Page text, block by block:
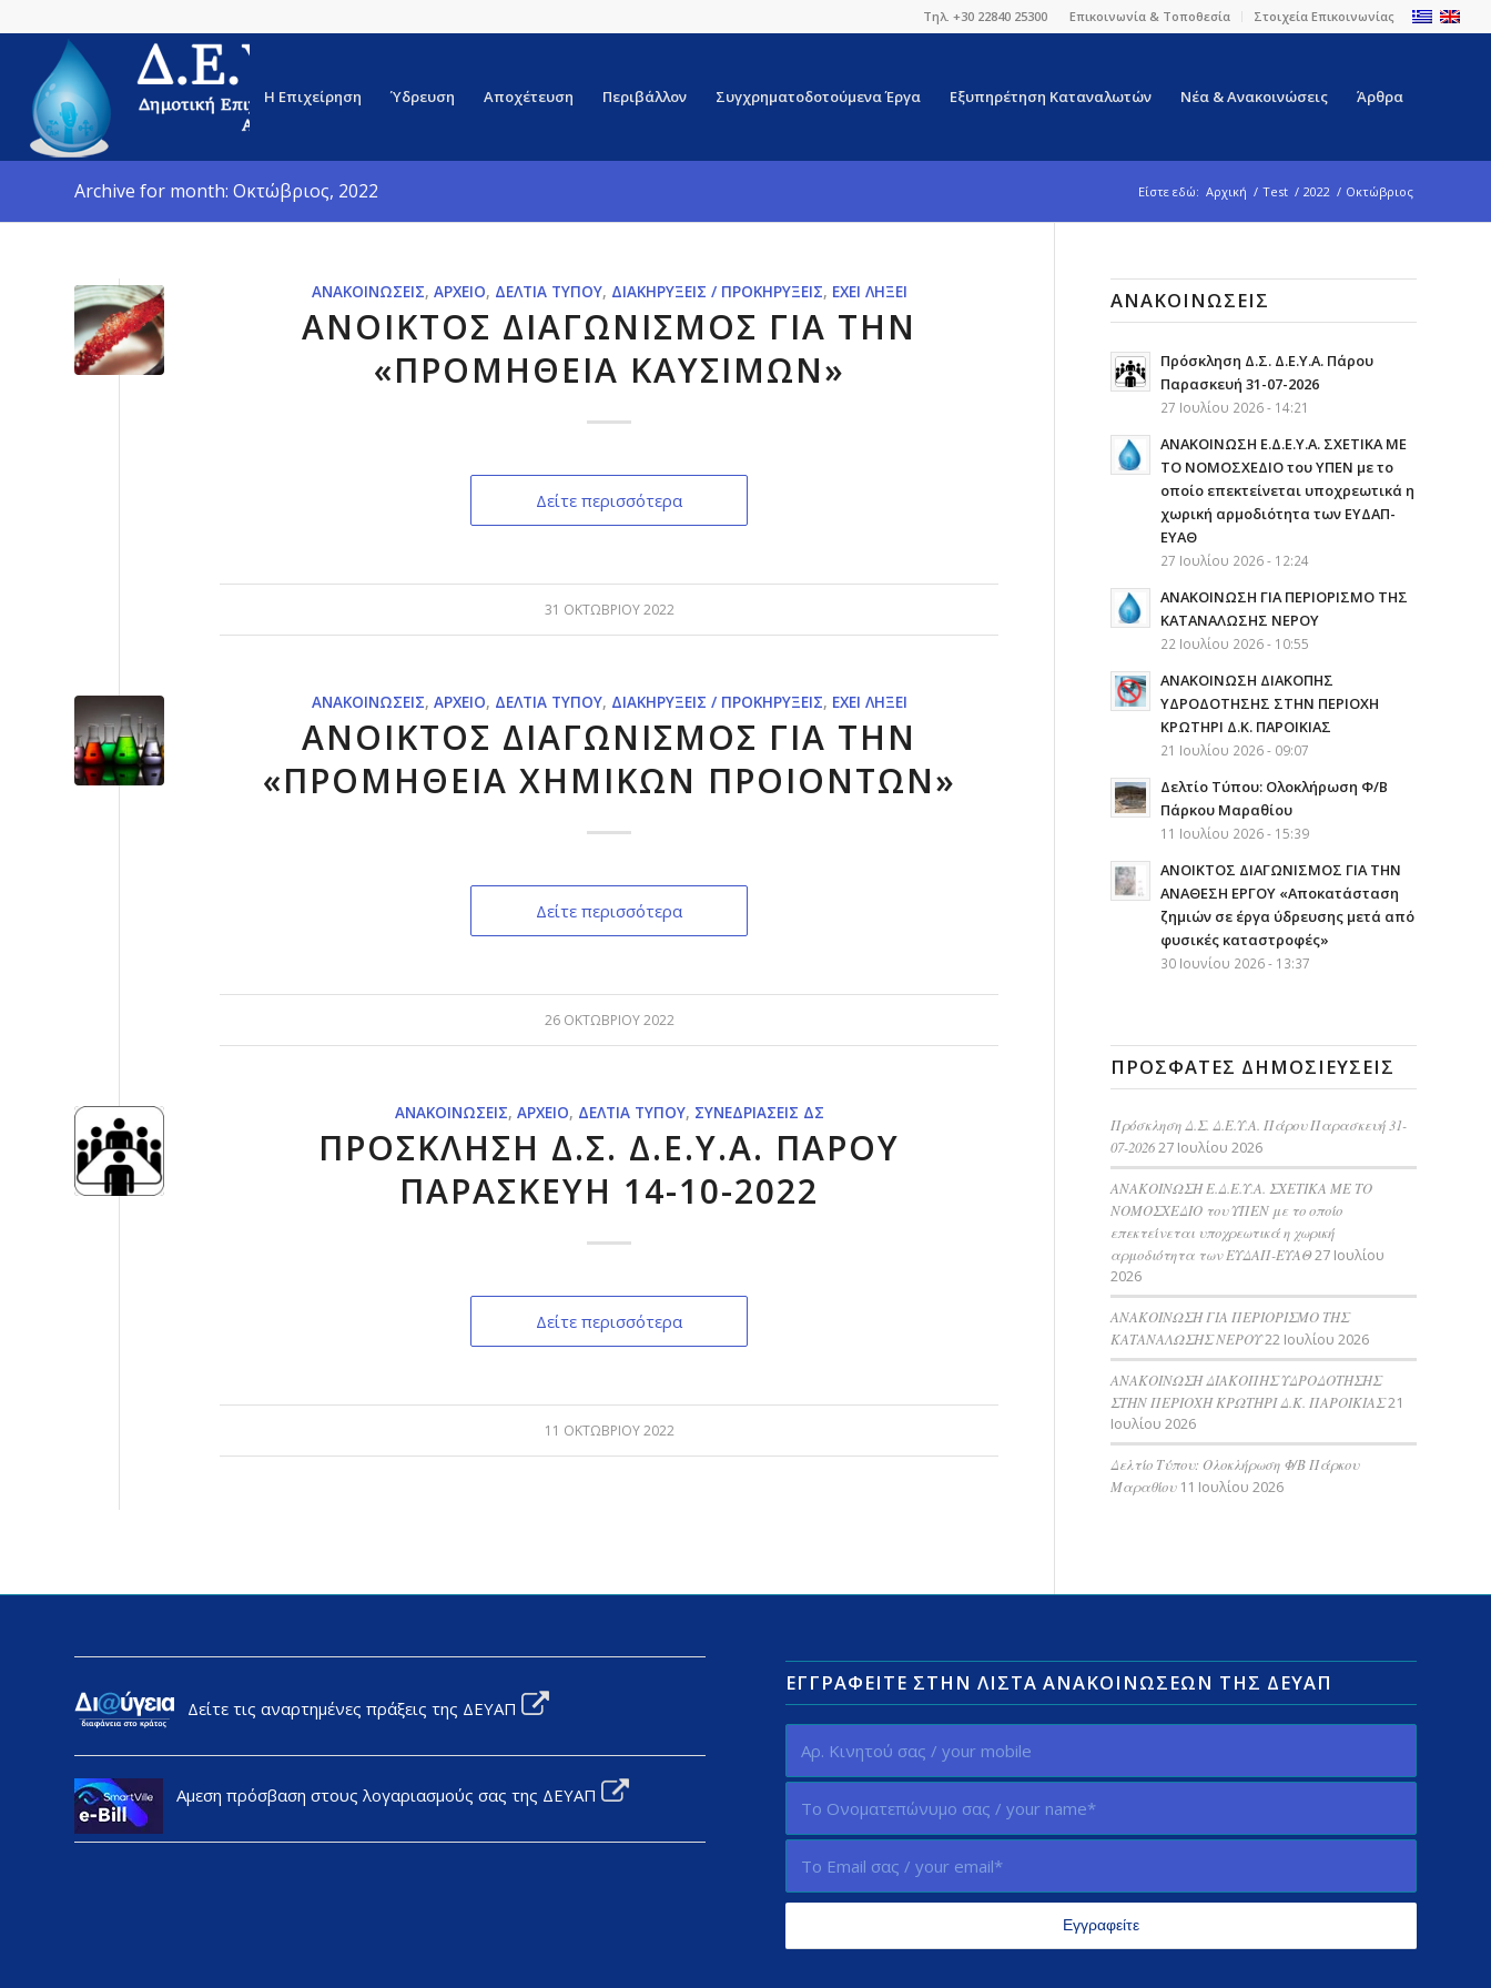
Επικοινωνία & Τοποθεσία Στοιχεία Επικοινωνίας
Τηλ. +30 22840 25300
Η Επιχείρηση Ύδρευση Αποχέτευση Περιβάλλον Συγχρηματοδοτούμενα Έργα Εξυπηρέτηση Καταναλωτών Νέα & Ανακοινώσεις Άρθρα
Archive for month: Οκτώβριος, 2022 Είστε εδώ: Αρχική / Test / 2022 / Οκτώβριος
ΑΝΑΚΟΙΝΏΣΕΙΣ, ΑΡΧΕΊΟ, ΔΕΛΤΊΑ ΤΎΠΟΥ, ΔΙΑΚΗΡΎΞΕΙΣ / ΠΡΟΚΗΡΎΞΕΙΣ, ΈΧΕΙ ΛΉΞΕΙ
ΑΝΟΙΚΤΟΣ ΔΙΑΓΩΝΙΣΜΟΣ ΓΙΑ ΤΗΝ
«ΠΡΟΜΗΘΕΙΑ ΚΑΥΣΙΜΩΝ»
Δείτε περισσότερα
31 ΟΚΤΩΒΡΊΟΥ 2022
ΑΝΑΚΟΙΝΏΣΕΙΣ, ΑΡΧΕΊΟ, ΔΕΛΤΊΑ ΤΎΠΟΥ, ΔΙΑΚΗΡΎΞΕΙΣ / ΠΡΟΚΗΡΎΞΕΙΣ, ΈΧΕΙ ΛΉΞΕΙ
ΑΝΟΙΚΤΟΣ ΔΙΑΓΩΝΙΣΜΟΣ ΓΙΑ ΤΗΝ
«ΠΡΟΜΗΘΕΙΑ ΧΗΜΙΚΩΝ ΠΡΟΙΟΝΤΩΝ»
Δείτε περισσότερα
26 ΟΚΤΩΒΡΊΟΥ 2022
ΑΝΑΚΟΙΝΏΣΕΙΣ, ΑΡΧΕΊΟ, ΔΕΛΤΊΑ ΤΎΠΟΥ, ΣΥΝΕΔΡΙΆΣΕΙΣ ΔΣ
ΠΡΟΣΚΛΗΣΗ Δ.Σ. Δ.Ε.Υ.Α. ΠΑΡΟΥ
ΠΑΡΑΣΚΕΥΗ 14-10-2022
Δείτε περισσότερα
11 ΟΚΤΩΒΡΊΟΥ 2022
ΑΝΑΚΟΙΝΏΣΕΙΣ
Πρόσκληση Δ.Σ. Δ.Ε.Υ.Α. Πάρου
Παρασκευή 31-07-2026
27 Ιουλίου 2026 - 14:21
ΑΝΑΚΟΙΝΩΣΗ Ε.Δ.Ε.Υ.Α. ΣΧΕΤΙΚΑ ΜΕ
ΤΟ ΝΟΜΟΣΧΕΔΙΟ του ΥΠΕΝ με το
οποίο επεκτείνεται υποχρεωτικά η
χωρική αρμοδιότητα των ΕΥΔΑΠ-
ΕΥΑΘ
27 Ιουλίου 2026 - 12:24
ΑΝΑΚΟΙΝΩΣΗ ΓΙΑ ΠΕΡΙΟΡΙΣΜΟ ΤΗΣ
ΚΑΤΑΝΑΛΩΣΗΣ ΝΕΡΟΥ
22 Ιουλίου 2026 - 10:55
AΝΑΚΟΙΝΩΣΗ ΔΙΑΚΟΠΗΣ
ΥΔΡΟΔΟΤΗΣΗΣ ΣΤΗΝ ΠΕΡΙΟΧΗ
ΚΡΩΤΗΡΙ Δ.Κ. ΠΑΡΟΙΚΙΑΣ
21 Ιουλίου 2026 - 09:07
Δελτίο Τύπου: Ολοκλήρωση Φ/Β
Πάρκου Μαραθίου
11 Ιουλίου 2026 - 15:39
ΑΝΟΙΚΤΟΣ ΔΙΑΓΩΝΙΣΜΟΣ ΓΙΑ ΤΗΝ
ΑΝΑΘΕΣΗ ΕΡΓΟΥ «Αποκατάσταση
ζημιών σε έργα ύδρευσης μετά από
φυσικές καταστροφές»
30 Ιουνίου 2026 - 13:37
ΠΡΌΣΦΑΤΕΣ ΔΗΜΟΣΙΕΎΣΕΙΣ
Πρόσκληση Δ.Σ. Δ.Ε.Υ.Α. Πάρου Παρασκευή 31-
07-202627 Ιουλίου 2026
ΑΝΑΚΟΙΝΩΣΗ Ε.Δ.Ε.Υ.Α. ΣΧΕΤΙΚΑ ΜΕ ΤΟ
ΝΟΜΟΣΧΕΔΙΟ του ΥΠΕΝ με το οποίο
επεκτείνεται υποχρεωτικά η χωρική
αρμοδιότητα των ΕΥΔΑΠ-ΕΥΑΘ27 Ιουλίου
2026
ΑΝΑΚΟΙΝΩΣΗ ΓΙΑ ΠΕΡΙΟΡΙΣΜΟ ΤΗΣ
ΚΑΤΑΝΑΛΩΣΗΣ ΝΕΡΟΥ22 Ιουλίου 2026
AΝΑΚΟΙΝΩΣΗ ΔΙΑΚΟΠΗΣ ΥΔΡΟΔΟΤΗΣΗΣ
ΣΤΗΝ ΠΕΡΙΟΧΗ ΚΡΩΤΗΡΙ Δ.Κ. ΠΑΡΟΙΚΙΑΣ21
Ιουλίου 2026
Δελτίο Τύπου: Ολοκλήρωση Φ/Β Πάρκου
Μαραθίου 11 Ιουλίου 2026
Δείτε τις αναρτημένες πράξεις της ΔΕΥΑΠ
Αμεση πρόσβαση στους λογαριασμούς σας της ΔΕΥΑΠ
ΕΓΓΡΑΦΕΊΤΕ ΣΤΗΝ ΛΊΣΤΑ ΑΝΑΚΟΙΝΏΣΕΩΝ ΤΗΣ ΔΕΥΑΠ